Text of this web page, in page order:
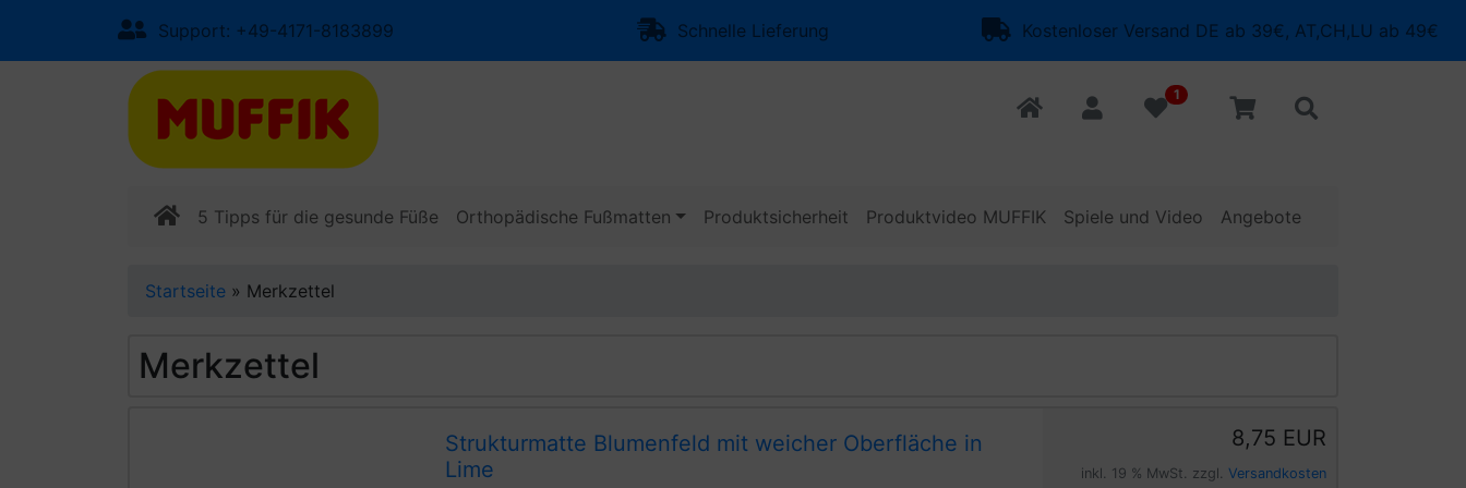
Support: +49-4171-8183899 Schnelle Lieferung Kostenloser Versand DE ab 39€, AT,CH,LU ab 49€
1
5 Tipps für die gesunde Füße Orthopädische Fußmatten Produktsicherheit Produktvideo MUFFIK Spiele und Video Angebote
Startseite » Merkzettel
Merkzettel
Strukturmatte Blumenfeld mit weicher Oberfläche in
Lime
8,75 EUR
inkl. 19 % MwSt. zzgl. Versandkosten